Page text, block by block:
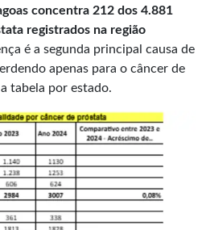
concentra 212 dos 4.881
registrados na região
é a segunda principal causa de
apenas para o câncer de
tabela por estado.